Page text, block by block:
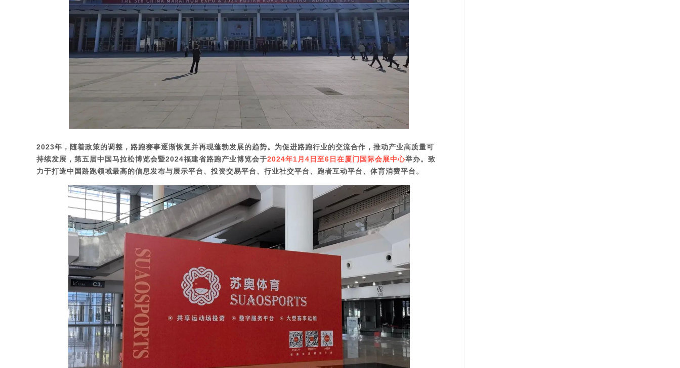
2023年，随着政策的调整，路跑赛事逐渐恢复并再现蓬勃发展的趋势。为促进路跑行业的交流合作，推动产业高质量可
持续发展， 第五届中国马拉松博览会暨2024福建省路跑产业博览会于2024年1月4日至6日 在厦门国际会展中心举办。 致
力于打造中国路跑领域最高的信息发布与展示平台、投资交易平台、行业社交平台、跑者互动平台、体育消费平台。